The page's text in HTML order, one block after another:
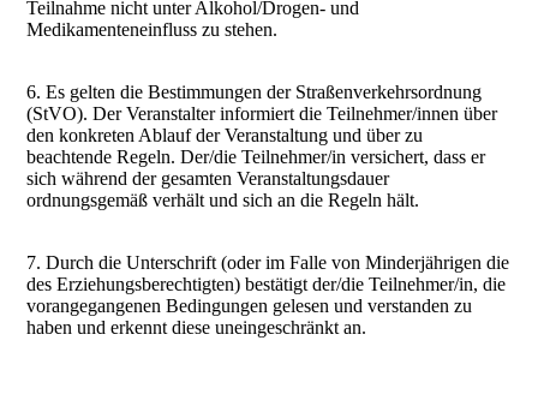
Teilnahme nicht unter Alkohol/Drogen- und
Medikamenteneinfluss zu stehen.
6. Es gelten die Bestimmungen der Straßenverkehrsordnung
(StVO). Der Veranstalter informiert die Teilnehmer/innen über
den konkreten Ablauf der Veranstaltung und über zu
beachtende Regeln. Der/die Teilnehmer/in versichert, dass er
sich während der gesamten Veranstaltungsdauer
ordnungsgemäß verhält und sich an die Regeln hält.
7. Durch die Unterschrift (oder im Falle von Minderjährigen die
des Erziehungsberechtigten) bestätigt der/die Teilnehmer/in, die
vorangegangenen Bedingungen gelesen und verstanden zu
haben und erkennt diese uneingeschränkt an.